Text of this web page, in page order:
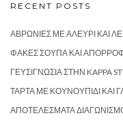
RECENT POSTS
ΑΒΡΩΝΙΈΣ ΜΕ ΑΛΕΎΡΙ ΚΑΙ
ΦΑΚΈΣ ΣΟΎΠΑ ΚΑΙ
ΓΕΥΣΙΓΝΩΣΊΑ ΣΤΗΝ KAPPA
ΤΆΡΤΑ ΜΕ ΚΟΥΝΟΥΠΊΔΙ ΚΑΙ
ΑΠΟΤΕΛΈΣΜΑΤΑ